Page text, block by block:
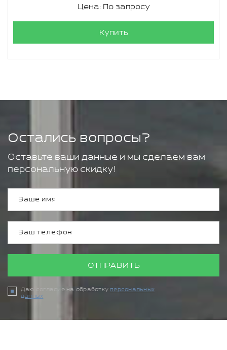
Цена: По запросу
Купить
Остались вопросы?
Оставьте ваши данные и мы сделаем вам
персональную скидку!
ОТПРАВИТЬ
Даю согласие на обработку персональных
данных